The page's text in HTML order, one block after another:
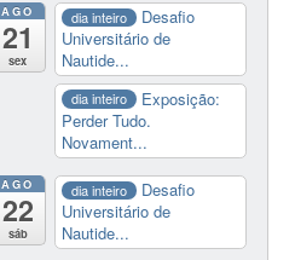
AGO
21
sex
dia inteiro
Desafio
Universitário de
Nautide...
dia inteiro
Exposição:
Perder Tudo.
Novament...
AGO
22
sáb
dia inteiro
Desafio
Universitário de
Nautide...